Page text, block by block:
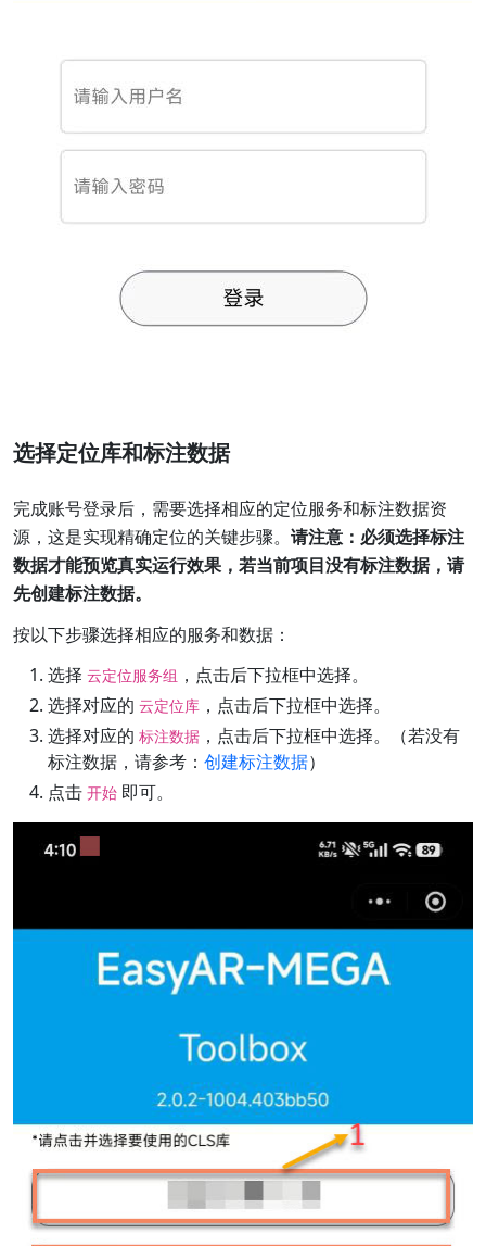
选择定位库和标注数据
完成账号登录后，需要选择相应的定位服务和标注数据资
源，这是实现精确定位的关键步骤。 请注意：必须选择标注
数据才能预览真实运行效果，若当前项目没有标注数据，请
先创建标注数据。
按以下步骤选择相应的服务和数据：
选择 云定位服务组 ，点击后下拉框中选择。
选择对应的 云定位库 ，点击后下拉框中选择。
选择对应的 标注数据 ，点击后下拉框中选择。（若没有
标注数据，请参考： 创建标注数据）
点击 开始 即可。